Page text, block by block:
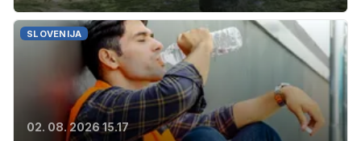
SLOVENIJA
02. 08. 2026 15.17